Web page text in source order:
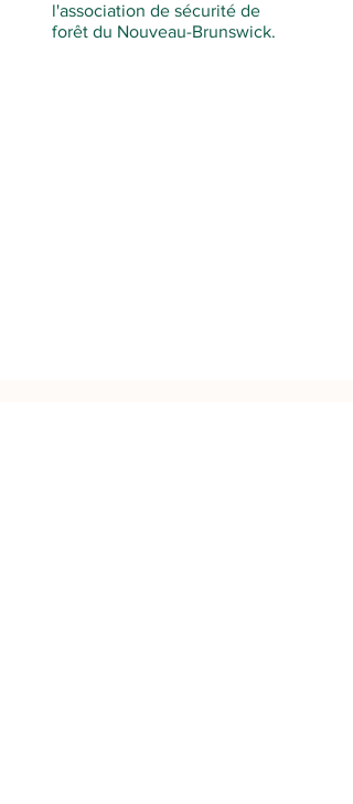
l'association de sécurité de
forêt du Nouveau-Brunswick.